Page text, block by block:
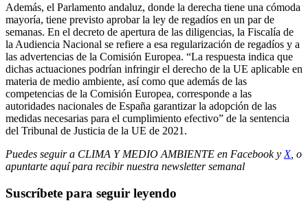
Además, el Parlamento andaluz, donde la derecha tiene una cómoda
mayoría, tiene previsto aprobar la ley de regadíos en un par de
semanas. En el decreto de apertura de las diligencias, la Fiscalía de
la Audiencia Nacional se refiere a esa regularización de regadíos y a
las advertencias de la Comisión Europea. “La respuesta indica que
dichas actuaciones podrían infringir el derecho de la UE aplicable en
materia de medio ambiente, así como que además de las
competencias de la Comisión Europea, corresponde a las
autoridades nacionales de España garantizar la adopción de las
medidas necesarias para el cumplimiento efectivo” de la sentencia
del Tribunal de Justicia de la UE de 2021.
Puedes seguir a CLIMA Y MEDIO AMBIENTE en Facebooky X, o
apuntarte aquí para recibirnuestra newsletter semanal
Suscríbete para seguir leyendo